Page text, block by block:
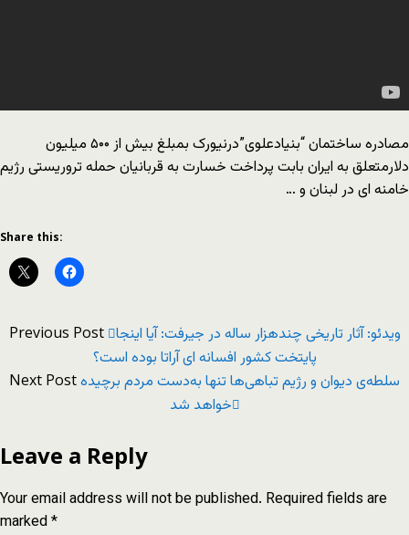
مصادره ساختمان “بنیادعلوی”درنیورک بمبلغ بیش از ۵۰۰ میلیون
دلارمتعلق به ایران بابت پرداخت خسارت به قربانیان حمله تروریستی رژیم
خامنه ای در لبنان و …
Share this:
Previous Post ویدئو: آثار تاریخی چندهزار ساله در جیرفت: آیا اینجا
پایتخت کشور افسانه ای آراتا بوده است؟
Next Postسلطه‌ی دیوان و رژیم تباهی‌ها تنها به‌دست مردم برچیده
خواهد شد
Leave a Reply
Your email address will not be published. Required fields are
marked*